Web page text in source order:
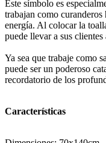
Este símbolo es
trabajan como
energía. Al colocar la
puede llevar a sus
Ya sea que trabaje como
puede ser un poderoso
recordatorio de los
Características